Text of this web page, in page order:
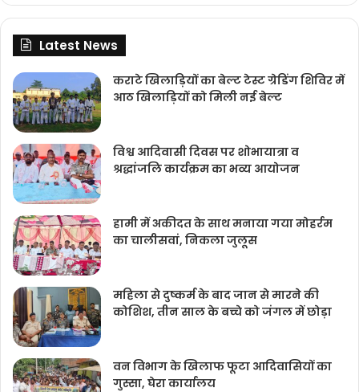
Latest News
कराटे खिलाड़ियों का बेल्ट टेस्ट ग्रेडिंग शिविर में
आठ खिलाड़ियों को मिली नई बेल्ट
विश्व आदिवासी दिवस पर शोभायात्रा व
श्रद्धांजलि कार्यक्रम का भव्य आयोजन
हामी में अकीदत के साथ मनाया गया मोहर्रम
का चालीसवां, निकला जुलूस
महिला से दुष्कर्म के बाद जान से मारने की
कोशिश, तीन साल के बच्चे को जंगल में छोड़ा
वन विभाग के खिलाफ फूटा आदिवासियों का
गुस्सा, घेरा कार्यालय